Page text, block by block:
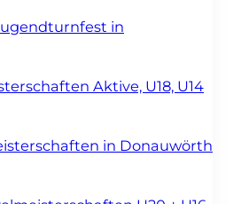
in
Aktive, U18, U14
in Donauwörth